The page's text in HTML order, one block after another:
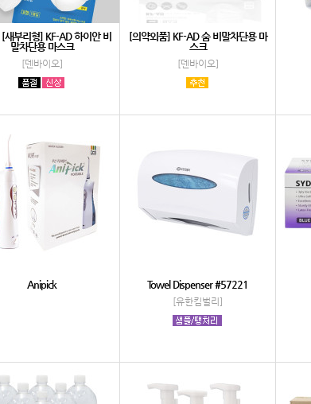
부리형] KF-AD 하이안 비
말차단용 마스크
[덴바이오]
[의약외품] KF-AD 숨 비말차단용 마
스크
[덴바이오]
Anipick Towel Dispenser #57221
[유한킴벌리]